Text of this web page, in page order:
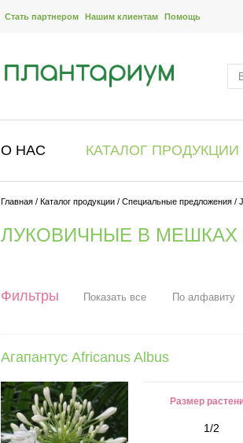
Стать партнером Нашим клиентам Помощь
О НАС КАТАЛОГ ПРОДУКЦИИ
Главная / Каталог продукции / Специальные предложения /
ЛУКОВИЧНЫЕ В МЕШКАХ
Фильтры Показать все По алфавиту
Агапантус Africanus Albus
Размер
1/2